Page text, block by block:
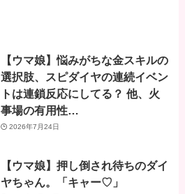
【ウマ娘】悩みがちな金スキルの
選択肢、スピダイヤの連続イベン
トは連鎖反応にしてる？ 他、火
事場の有用性…
2026年7月24日
【ウマ娘】押し倒され待ちのダイ
ヤちゃん。「キャー♡」